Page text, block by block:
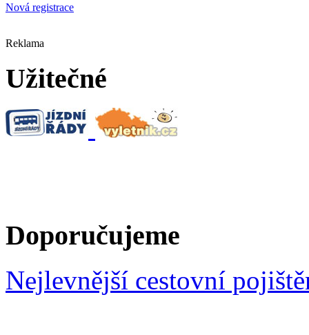
Nová registrace
Reklama
Užitečné
Doporučujeme
Nejlevnější cestovní